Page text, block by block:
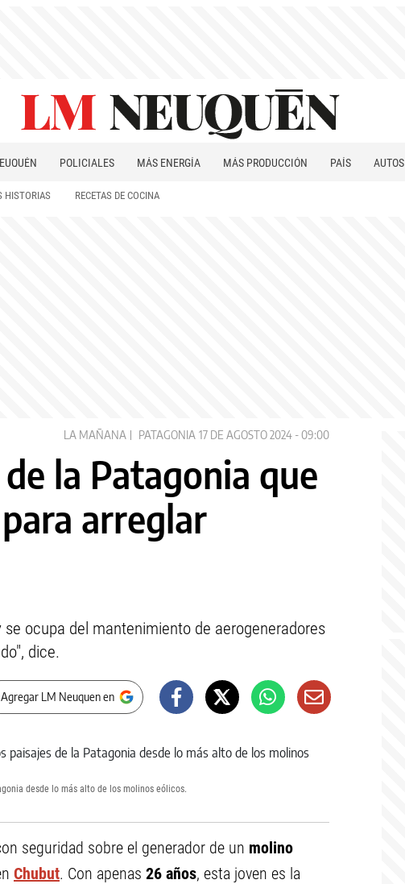
POLICIALES MÁS ENERGÍA MÁS PRODUCCIÓN PAÍS AUTOS
HISTORIAS RECETAS DE COCINA
LA MAÑANA PATAGONIA 17 DE AGOSTO 2024 - 09:00
la Patagonia que
arreglar
ocupa del mantenimiento de aerogeneradores
dice.
LM Neuquen en
desde lo más alto de los molinos eólicos.
seguridad sobre el generador de un molino
Chubut. Con apenas 26 años, esta joven es la